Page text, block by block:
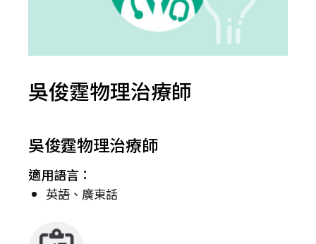
吳俊霆物理治療師
吳俊霆物理治療師
適用語言：
英語、廣東話